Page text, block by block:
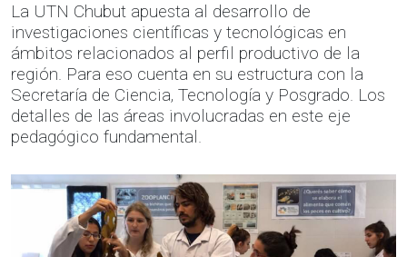
La UTN Chubut apuesta al desarrollo de
investigaciones científicas y tecnológicas en
ámbitos relacionados al perfil productivo de la
región. Para eso cuenta en su estructura con la
Secretaría de Ciencia, Tecnología y Posgrado. Los
detalles de las áreas involucradas en este eje
pedagógico fundamental.